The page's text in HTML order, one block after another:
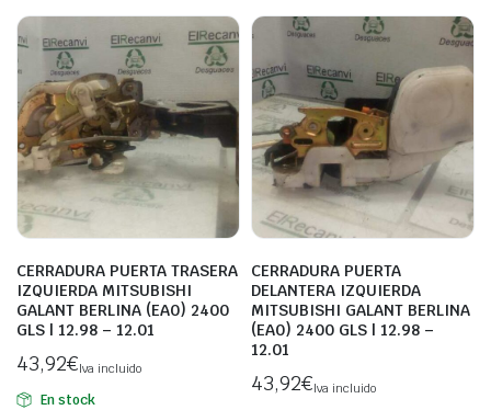
CERRADURA PUERTA TRASERA
IZQUIERDA MITSUBISHI
GALANT BERLINA (EA0) 2400
GLS | 12.98 – 12.01
43,92€Iva incluido
En stock
CERRADURA PUERTA
DELANTERA IZQUIERDA
MITSUBISHI GALANT BERLINA
(EA0) 2400 GLS | 12.98 –
12.01
43,92€Iva incluido